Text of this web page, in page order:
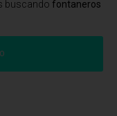
buscando fontaneros